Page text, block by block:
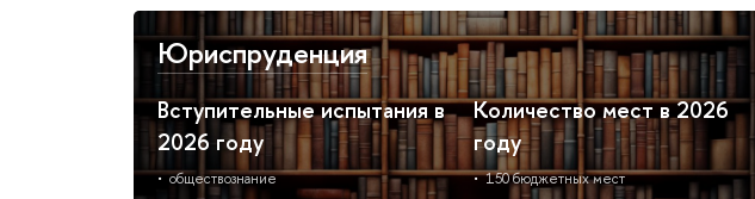
Юриспруденция
Вступительные испытания в
2026 году
обществознание
Количество мест в 2026
году
150 бюджетных мест